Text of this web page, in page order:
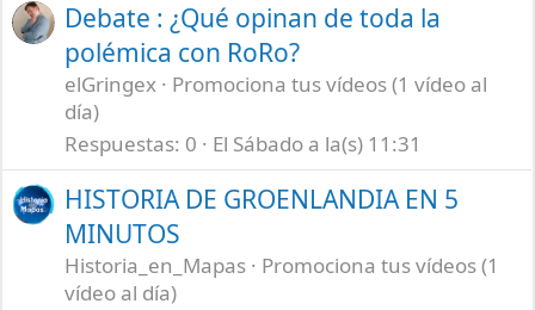
Debate : ¿Qué opinan de toda la
polémica con RoRo?
elGringex
Promociona tus vídeos (1 vídeo al
día)
Respuestas 0 El Sábado a la(s) 11:31
HISTORIA DE GROENLANDIA EN 5
MINUTOS
Historia_en_Mapas
Promociona tus vídeos (1
vídeo al día)